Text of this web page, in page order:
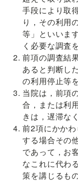
手段により取
り，その利用
等」といいま
く必要な調査
前項の調査結
あると判断し
の利用停止等
当院は，前項
合，または利
きは，遅滞な
前2項にかか
する場合その
であって，お
なこれに代わ
策を講じるも